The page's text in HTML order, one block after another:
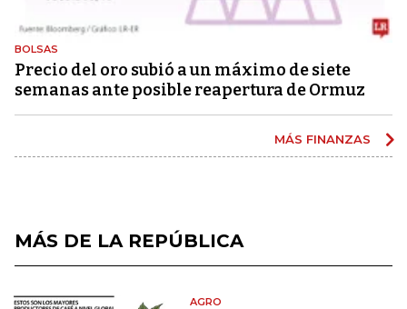
BOLSAS
Precio del oro subió a un máximo de siete
semanas ante posible reapertura de Ormuz
MÁS FINANZAS
MÁS DE LA REPÚBLICA
AGRO